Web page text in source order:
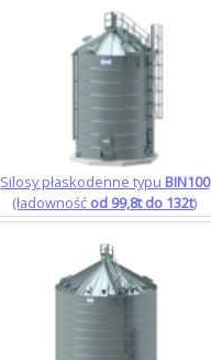
Silosy płaskodenne typu BIN100
(ładowność od 99,8t do 132t)